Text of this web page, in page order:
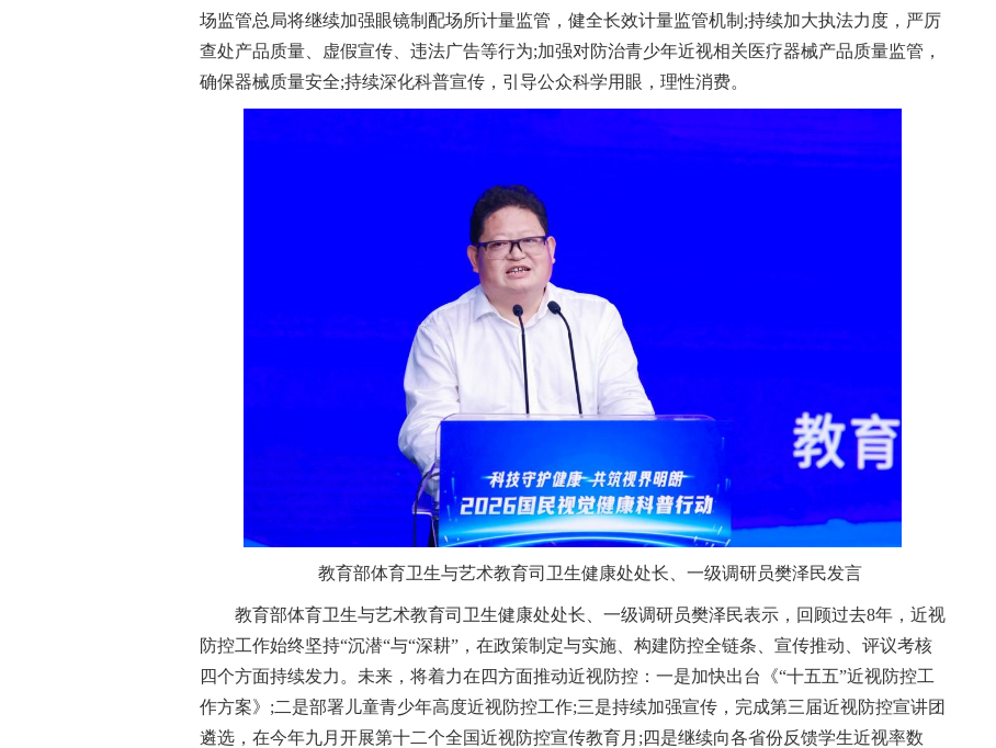
场监管总局将继续加强眼镜制配场所计量监管，健全长效计量监管机制;持续加大执法力度，严厉
查处产品质量、虚假宣传、违法广告等行为;加强对防治青少年近视相关医疗器械产品质量监管，
确保器械质量安全;持续深化科普宣传，引导公众科学用眼，理性消费。
教育部体育卫生与艺术教育司卫生健康处处长、一级调研员樊泽民发言
教育部体育卫生与艺术教育司卫生健康处处长、一级调研员樊泽民表示，回顾过去8年，近视
防控工作始终坚持“沉潜“与“深耕”，在政策制定与实施、构建防控全链条、宣传推动、评议考核
四个方面持续发力。未来，将着力在四方面推动近视防控：一是加快出台《“十五五”近视防控工
作方案》;二是部署儿童青少年高度近视防控工作;三是持续加强宣传，完成第三届近视防控宣讲团
遴选，在今年九月开展第十二个全国近视防控宣传教育月;四是继续向各省份反馈学生近视率数